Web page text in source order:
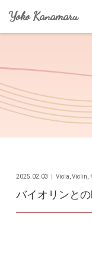
Yoko Kanamaru
バイオリンと
2025.02.03 Viola ,Violin ,